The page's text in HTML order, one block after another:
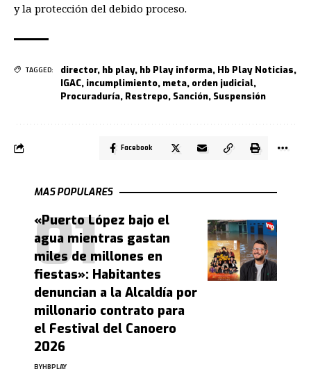
y la protección del debido proceso.
TAGGED: director, hb play, hb Play informa, Hb Play Noticias,
IGAC, incumplimiento, meta, orden judicial,
Procuraduría, Restrepo, Sanción, Suspensión
Facebook
MAS POPULARES
«Puerto López bajo el
agua mientras gastan
miles de millones en
fiestas»: Habitantes
denuncian a la Alcaldía por
millonario contrato para
el Festival del Canoero
2026
BYHBPLAY